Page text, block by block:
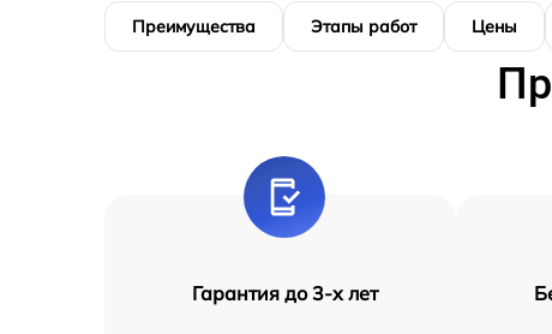
Преимущества Этапы работ Цены
Гарантия до 3-х лет